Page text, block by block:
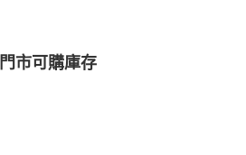
門市可購庫存